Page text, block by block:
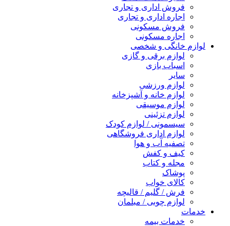
فروش اداری و تجاری
اجاره اداری و تجاری
فروش مسکونی
اجاره مسکونی
لوازم خانگی و شخصی
لوازم برقی و گازی
اسباب بازی
سایر
لوازم ورزشی
لوازم خانه و آشپزخانه
لوازم موسیقی
لوازم تزئینی
سیسمونی / لوازم کودک
لوازم اداری فروشگاهی
تصفیه آب و هوا
کیف و کفش
مجله و کتاب
پوشاک
کالای خواب
فرش / گلیم / قالیچه
لوازم چوبی / مبلمان
خدمات
خدمات بیمه